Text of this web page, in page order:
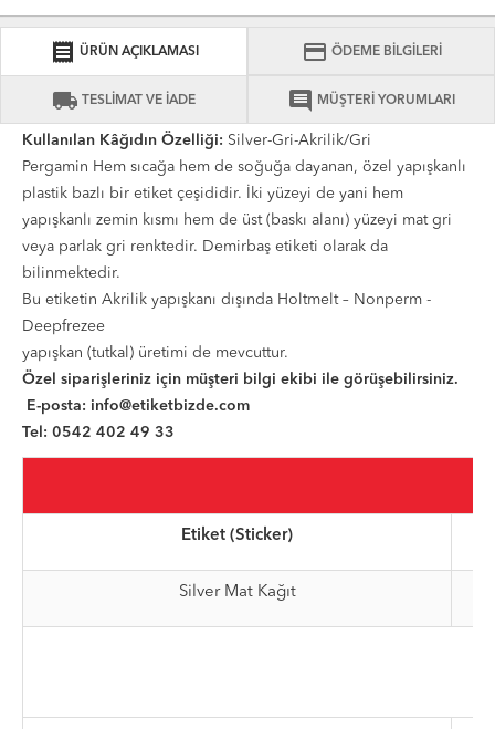
receipt ÜRÜN AÇIKLAMASI credit_card ÖDEME BİLGİLERİ
local_shipping TESLİMAT VE İADE comment MÜŞTERİ YORUMLARI
Kullanılan Kâğıdın Özelliği: Silver-Gri-Akrilik/Gri
Pergamin Hem sıcağa hem de soğuğa dayanan, özel yapışkanlı
plastik bazlı bir etiket çeşididir. İki yüzeyi de yani hem
yapışkanlı zemin kısmı hem de üst (baskı alanı) yüzeyi mat gri
veya parlak gri renktedir. Demirbaş etiketi olarak da
bilinmektedir.
Bu etiketin Akrilik yapışkanı dışında Holtmelt – Nonperm -
Deepfrezee
yapışkan (tutkal) üretimi de mevcuttur.
Özel siparişleriniz için müşteri bilgi ekibi ile görüşebilirsiniz.
E-posta: info@etiketbizde.com
Tel: 0542 402 49 33
Etiket (Sticker)
Silver Mat Kağıt